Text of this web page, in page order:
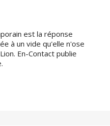
est la réponse
à un vide qu'elle n'ose
En-Contact publie